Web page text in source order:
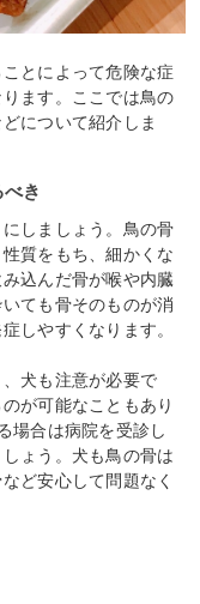
とによって危険な症
ます。ここでは鳥の
について紹介しま
き
しましょう。鳥の骨
質をもち、細かくな
込んだ骨が喉や内臓
ても骨そのものが消
しやすくなります。
犬も注意が必要で
が可能なこともあり
場合は病院を受診し
ょう。犬も鳥の骨は
ど安心して問題なく